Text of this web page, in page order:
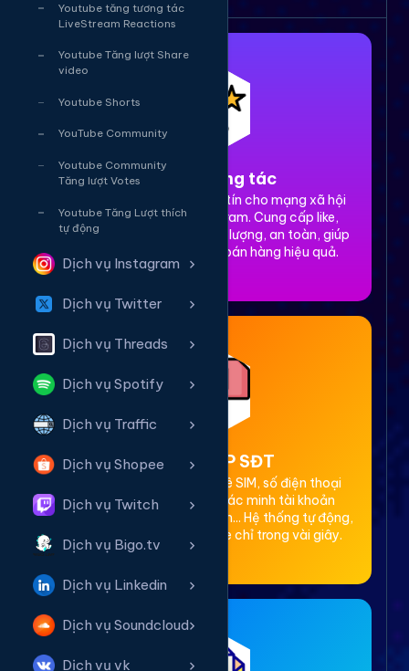
Youtube tăng tương tác
LiveStream Reactions
Youtube Tăng lượt Share
video
Youtube Shorts
YouTube Community
Youtube Community
Tăng lượt Votes
Youtube Tăng Lượt thích
tự động
Dịch vụ Instagram
Dịch vụ Twitter
Dịch vụ Threads
Dịch vụ Spotify
Dịch vụ Traffic
Dịch vụ Shopee
Dịch vụ Twitch
Dịch vụ Bigo.tv
Dịch vụ Linkedin
Dịch vụ Soundcloud
Dịch vụ vk
1. Tăng tương tác
Dịch vụ tăng tương tác uy tín cho mạng xã hội
Facebook, TikTok, Instagram. Cung cấp like,
share, comment, view chất lượng, an toàn, giúp
xây dựng thương hiệu và bán hàng hiệu quả.
2. Thuê OTP SĐT
Cung cấp dịch vụ cho thuê SIM, số điện thoại
(SĐT) để nhận mã OTP xác minh tài khoản
Facebook, Google, Telegram... Hệ thống tự động,
bảo mật, giá rẻ, nhận code chỉ trong vài giây.